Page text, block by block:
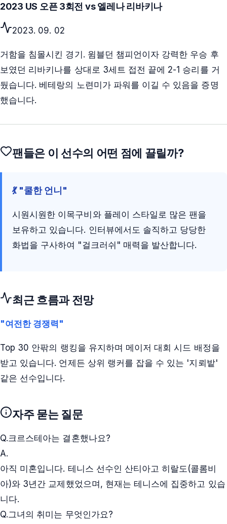
2023 US 오픈 3회전 vs 엘레나 리바키나
2023. 09. 02
거함을 침몰시킨 경기. 윔블던 챔피언이자 강력한 우승 후
보였던 리바키나를 상대로 3세트 접전 끝에 2-1 승리를 거
뒀습니다. 베테랑의 노련미가 파워를 이길 수 있음을 증명
했습니다.
팬들은 이 선수의 어떤 점에 끌릴까?
💃 "쿨한 언니"
시원시원한 이목구비와 플레이 스타일로 많은 팬을
보유하고 있습니다. 인터뷰에서도 솔직하고 당당한
화법을 구사하여 "걸크러쉬" 매력을 발산합니다.
최근 흐름과 전망
"여전한 경쟁력"
Top 30 안팎의 랭킹을 유지하며 메이저 대회 시드 배정을
받고 있습니다. 언제든 상위 랭커를 잡을 수 있는 '지뢰밭'
같은 선수입니다.
자주 묻는 질문
Q.크르스테아는 결혼했나요?
A.
아직 미혼입니다. 테니스 선수인 산티아고 히랄도(콜롬비
아)와 3년간 교제했었으며, 현재는 테니스에 집중하고 있습
니다.
Q.그녀의 취미는 무엇인가요?